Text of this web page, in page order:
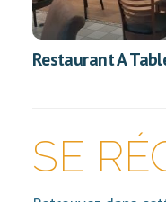
Restaurant A
SE